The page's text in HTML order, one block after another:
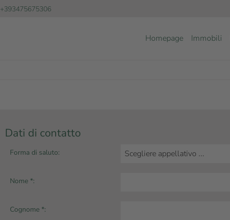
+393475675306
Homepage Immobili
Dati di contatto
Forma di saluto:
Nome *:
Cognome *: